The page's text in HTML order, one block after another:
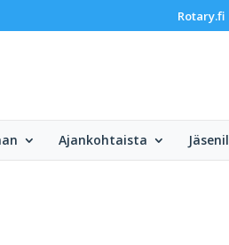
Rotary.fi
Ajankohtaista